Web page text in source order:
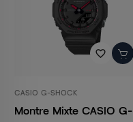
favorite_border
CASIO G-SHOCK
Montre Mixte CASIO G-